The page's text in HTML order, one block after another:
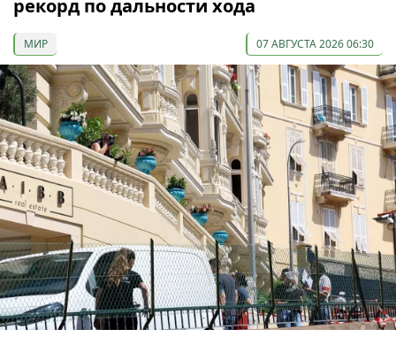
рекорд по дальности хода
МИР 07 АВГУСТА 2026 06:30